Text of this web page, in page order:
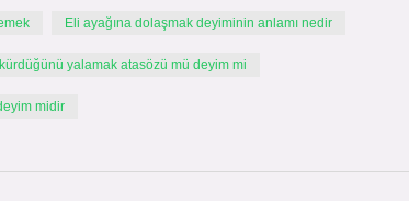
Eli ayağına dolaşmak deyiminin anlamı nedir
yalamak atasözü mü deyim mi
midir